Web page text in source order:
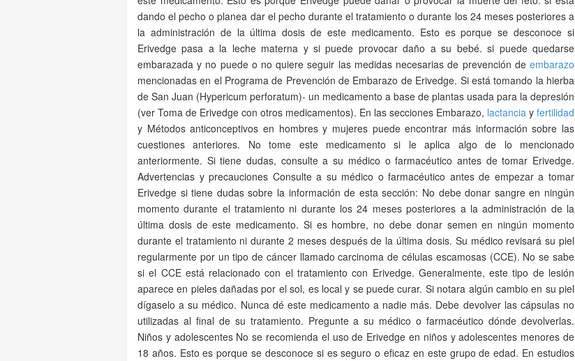
dando el pecho o planea dar el pecho durante el tratamiento o durante los 24 meses posteriores a
la administración de la última dosis de este medicamento. Esto es porque se desconoce si
Erivedge pasa a la leche materna y si puede provocar daño a su bebé. si puede quedarse
embarazada y no puede o no quiere seguir las medidas necesarias de prevención de embarazo
mencionadas en el Programa de Prevención de Embarazo de Erivedge. Si está tomando la hierba
de San Juan (Hypericum perforatum)- un medicamento a base de plantas usada para la depresión
(ver Toma de Erivedge con otros medicamentos). En las secciones Embarazo, lactancia y fertilidad
y Métodos anticonceptivos en hombres y mujeres puede encontrar más información sobre las
cuestiones anteriores. No tome este medicamento si le aplica algo de lo mencionado
anteriormente. Si tiene dudas, consulte a su médico o farmacéutico antes de tomar Erivedge.
Advertencias y precauciones Consulte a su médico o farmacéutico antes de empezar a tomar
Erivedge si tiene dudas sobre la información de esta sección: No debe donar sangre en ningún
momento durante el tratamiento ni durante los 24 meses posteriores a la administración de la
última dosis de este medicamento. Si es hombre, no debe donar semen en ningún momento
durante el tratamiento ni durante 2 meses después de la última dosis. Su médico revisará su piel
regularmente por un tipo de cáncer llamado carcinoma de células escamosas (CCE). No se sabe
si el CCE está relacionado con el tratamiento con Erivedge. Generalmente, este tipo de lesión
aparece en pieles dañadas por el sol, es local y se puede curar. Si notara algún cambio en su piel
dígaselo a su médico. Nunca dé este medicamento a nadie más. Debe devolver las cápsulas no
utilizadas al final de su tratamiento. Pregunte a su médico o farmacéutico dónde devolverlas.
Niños y adolescentes No se recomienda el uso de Erivedge en niños y adolescentes menores de
18 años. Esto es porque se desconoce si es seguro o eficaz en este grupo de edad. En estudios